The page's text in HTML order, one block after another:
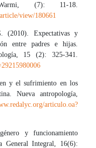
(7): 11-18.
view/180661
(2010). Expectativas y
entre padres e hijas.
15 (2): 325-341.
y el sufrimiento en los
Nueva antropología,
articulo.oa?
y funcionamiento
General Integral, 16(6):